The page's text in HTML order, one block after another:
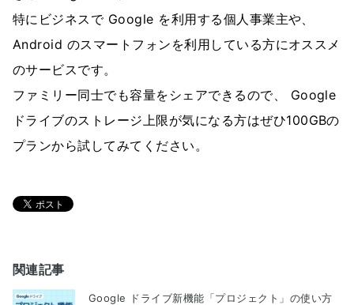
特にビジネスで Google を利用する個人事業主や、
Android のスマートフォンを利用している方にオススメ
のサービスです。
ファミリー同士でも容量をシェアできるので、 Google
ドライブのストレージ上限が気になる方はぜひ100GBの
プランから試してみてください。
関連記事
Google ドライブ新機能「プロジェクト」の使い方